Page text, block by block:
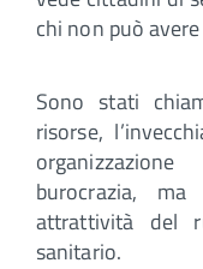
chi non può
Sono stati
risorse,
burocrazia,
attrattività del
sanitario.